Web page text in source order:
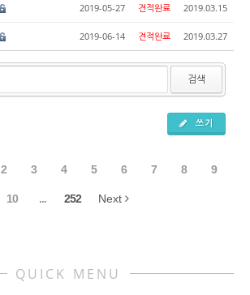
2019-05-27 견적완료 2019.03.15
2019-06-14 견적완료 2019.03.27
검색
쓰기
2 3 4 5 6 7 8 9
10 ... 252 Next
QUICK MENU